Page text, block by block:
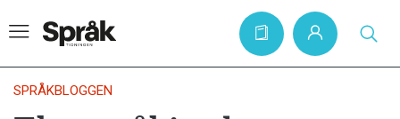
SPRÅKBLOGGEN